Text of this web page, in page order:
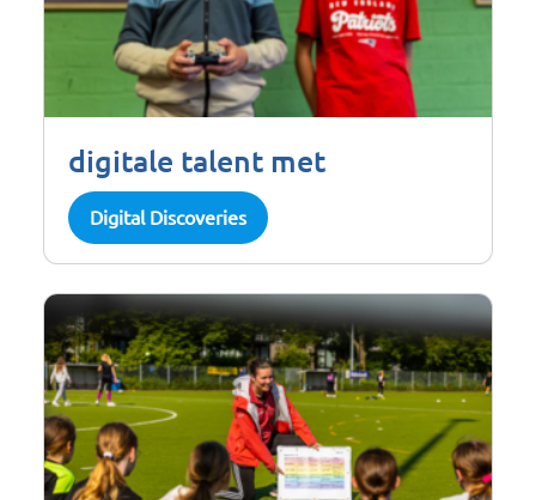
digitale talent met
Digital Discoveries